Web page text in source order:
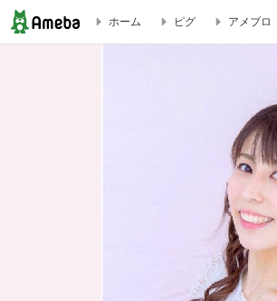
叶いました報告♡自愛をすると恋が叶う
ホーム ピグ アメブロ